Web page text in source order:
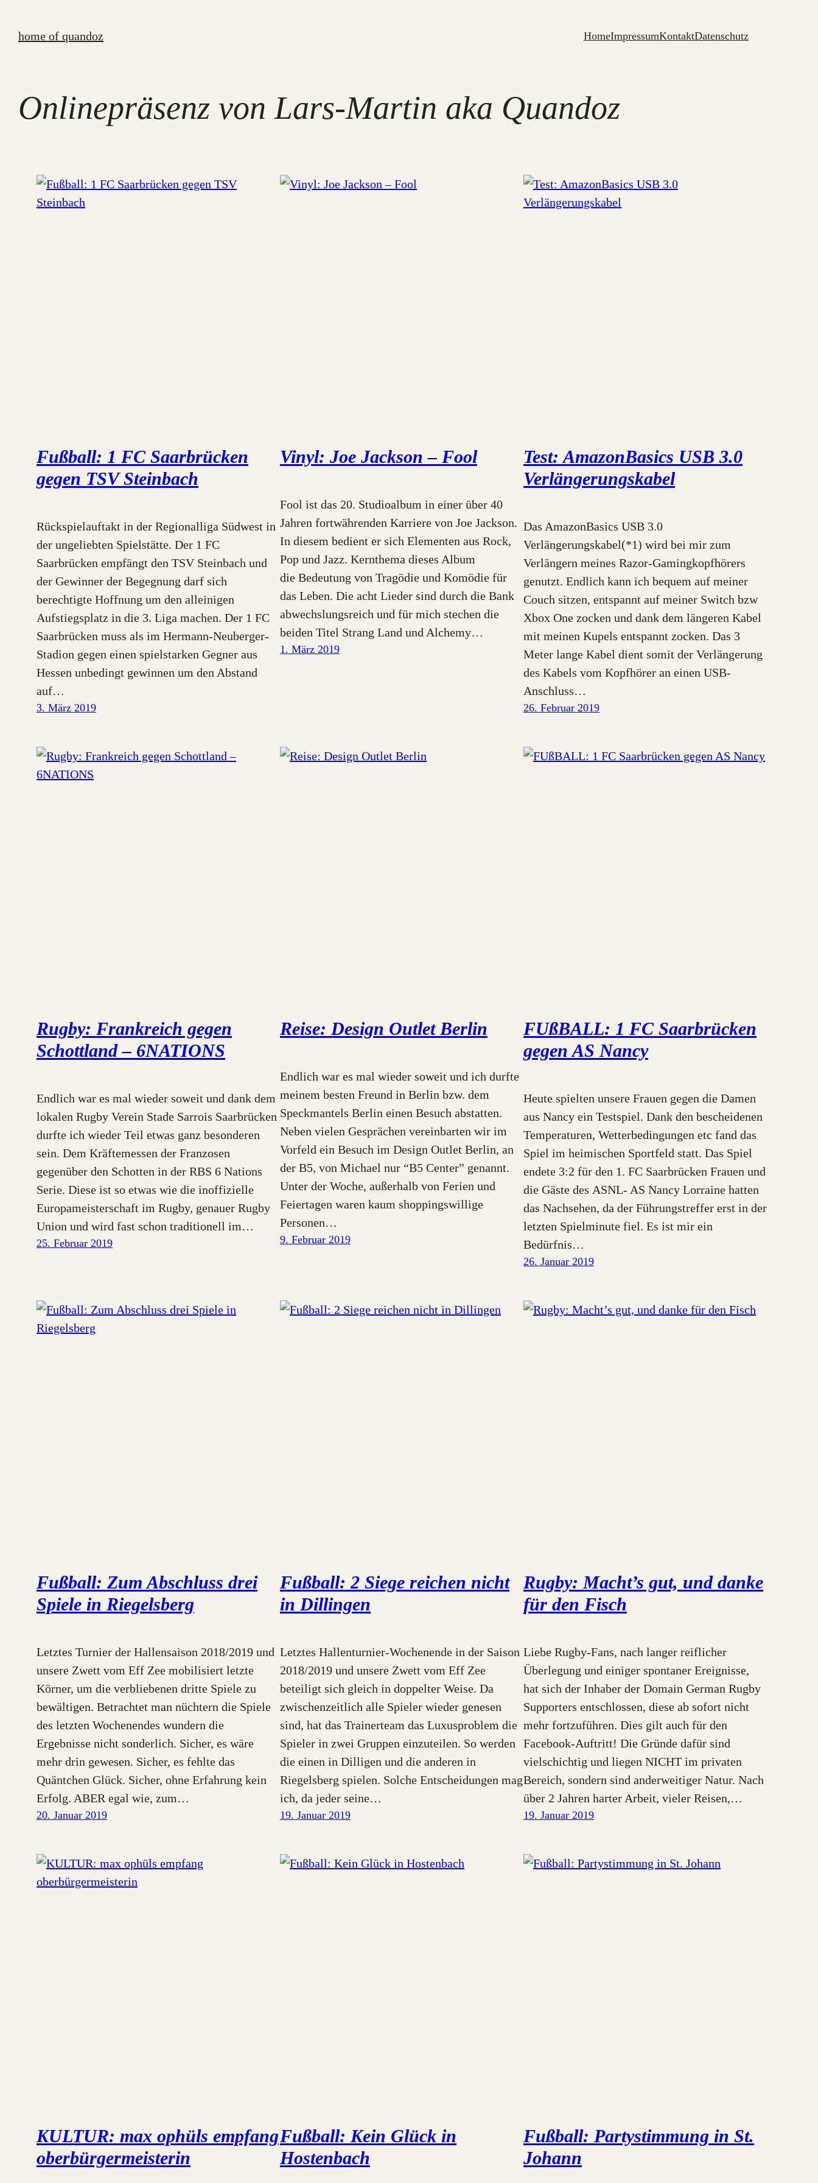
springen
home of quandoz HomeImpressumKontaktDatenschutz
Onlinepräsenz von Lars-Martin aka Quandoz
Fußball: 1 FC Saarbrücken
gegen TSV Steinbach
Rückspielauftakt in der Regionalliga Südwest in
der ungeliebten Spielstätte. Der 1 FC
Saarbrücken empfängt den TSV Steinbach und
der Gewinner der Begegnung darf sich
berechtigte Hoffnung um den alleinigen
Aufstiegsplatz in die 3. Liga machen. Der 1 FC
Saarbrücken muss als im Hermann-Neuberger-
Stadion gegen einen spielstarken Gegner aus
Hessen unbedingt gewinnen um den Abstand
auf…
3. März 2019
Vinyl: Joe Jackson – Fool
Fool ist das 20. Studioalbum in einer über 40
Jahren fortwährenden Karriere von Joe Jackson.
In diesem bedient er sich Elementen aus Rock,
Pop und Jazz. Kernthema dieses Album
die Bedeutung von Tragödie und Komödie für
das Leben. Die acht Lieder sind durch die Bank
abwechslungsreich und für mich stechen die
beiden Titel Strang Land und Alchemy…
1. März 2019
Test: AmazonBasics USB 3.0
Verlängerungskabel
Das AmazonBasics USB 3.0
Verlängerungskabel(*1) wird bei mir zum
Verlängern meines Razor-Gamingkopfhörers
genutzt. Endlich kann ich bequem auf meiner
Couch sitzen, entspannt auf meiner Switch bzw
Xbox One zocken und dank dem längeren Kabel
mit meinen Kupels entspannt zocken. Das 3
Meter lange Kabel dient somit der Verlängerung
des Kabels vom Kopfhörer an einen USB-
Anschluss…
26. Februar 2019
Rugby: Frankreich gegen
Schottland – 6NATIONS
Endlich war es mal wieder soweit und dank dem
lokalen Rugby Verein Stade Sarrois Saarbrücken
durfte ich wieder Teil etwas ganz besonderen
sein. Dem Kräftemessen der Franzosen
gegenüber den Schotten in der RBS 6 Nations
Serie. Diese ist so etwas wie die inoffizielle
Europameisterschaft im Rugby, genauer Rugby
Union und wird fast schon traditionell im…
25. Februar 2019
Reise: Design Outlet Berlin
Endlich war es mal wieder soweit und ich durfte
meinem besten Freund in Berlin bzw. dem
Speckmantels Berlin einen Besuch abstatten.
Neben vielen Gesprächen vereinbarten wir im
Vorfeld ein Besuch im Design Outlet Berlin, an
der B5, von Michael nur “B5 Center” genannt.
Unter der Woche, außerhalb von Ferien und
Feiertagen waren kaum shoppingswillige
Personen…
9. Februar 2019
FUßBALL: 1 FC Saarbrücken
gegen AS Nancy
Heute spielten unsere Frauen gegen die Damen
aus Nancy ein Testspiel. Dank den bescheidenen
Temperaturen, Wetterbedingungen etc fand das
Spiel im heimischen Sportfeld statt. Das Spiel
endete 3:2 für den 1. FC Saarbrücken Frauen und
die Gäste des ASNL- AS Nancy Lorraine hatten
das Nachsehen, da der Führungstreffer erst in der
letzten Spielminute fiel. Es ist mir ein
Bedürfnis…
26. Januar 2019
Fußball: Zum Abschluss drei
Spiele in Riegelsberg
Letztes Turnier der Hallensaison 2018/2019 und
unsere Zwett vom Eff Zee mobilisiert letzte
Körner, um die verbliebenen dritte Spiele zu
bewältigen. Betrachtet man nüchtern die Spiele
des letzten Wochenendes wundern die
Ergebnisse nicht sonderlich. Sicher, es wäre
mehr drin gewesen. Sicher, es fehlte das
Quäntchen Glück. Sicher, ohne Erfahrung kein
Erfolg. ABER egal wie, zum…
20. Januar 2019
Fußball: 2 Siege reichen nicht
in Dillingen
Letztes Hallenturnier-Wochenende in der Saison
2018/2019 und unsere Zwett vom Eff Zee
beteiligt sich gleich in doppelter Weise. Da
zwischenzeitlich alle Spieler wieder genesen
sind, hat das Trainerteam das Luxusproblem die
Spieler in zwei Gruppen einzuteilen. So werden
die einen in Dilligen und die anderen in
Riegelsberg spielen. Solche Entscheidungen mag
ich, da jeder seine…
19. Januar 2019
Rugby: Macht’s gut, und danke
für den Fisch
Liebe Rugby-Fans, nach langer reiflicher
Überlegung und einiger spontaner Ereignisse,
hat sich der Inhaber der Domain German Rugby
Supporters entschlossen, diese ab sofort nicht
mehr fortzuführen. Dies gilt auch für den
Facebook-Auftritt! Die Gründe dafür sind
vielschichtig und liegen NICHT im privaten
Bereich, sondern sind anderweitiger Natur. Nach
über 2 Jahren harter Arbeit, vieler Reisen,…
19. Januar 2019
KULTUR: max ophüls empfang
oberbürgermeisterin
Fußball: Kein Glück in
Hostenbach
Fußball: Partystimmung in St.
Johann